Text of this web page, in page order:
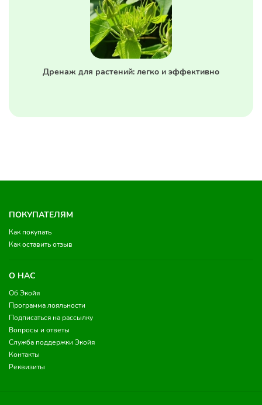
Дренаж для растений: легко и эффективно
ПОКУПАТЕЛЯМ
Как покупать
Как оставить отзыв
О НАС
Об Экойя
Программа лояльности
Подписаться на рассылку
Вопросы и ответы
Служба поддержки Экойя
Контакты
Реквизиты